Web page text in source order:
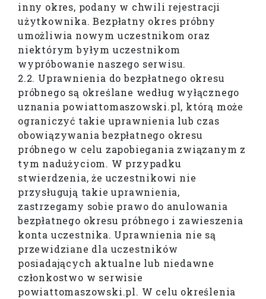
inny okres, podany w chwili rejestracji
użytkownika. Bezpłatny okres próbny
umożliwia nowym uczestnikom oraz
niektórym byłym uczestnikom
wypróbowanie naszego serwisu.
2.2. Uprawnienia do bezpłatnego okresu
próbnego są określane według wyłącznego
uznania powiattomaszowski.pl, którą może
ograniczyć takie uprawnienia lub czas
obowiązywania bezpłatnego okresu
próbnego w celu zapobiegania związanym z
tym nadużyciom. W przypadku
stwierdzenia, że uczestnikowi nie
przysługują takie uprawnienia,
zastrzegamy sobie prawo do anulowania
bezpłatnego okresu próbnego i zawieszenia
konta uczestnika. Uprawnienia nie są
przewidziane dla uczestników
posiadających aktualne lub niedawne
członkostwo w serwisie
powiattomaszowski.pl. W celu określenia